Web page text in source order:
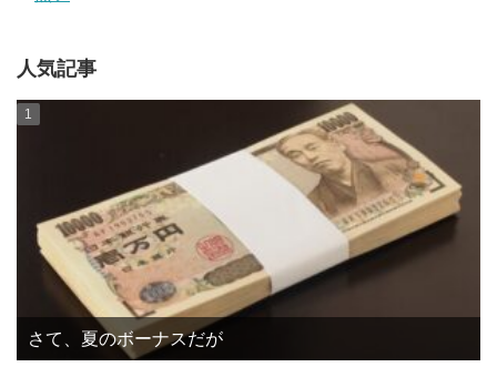
人気記事
さて、夏のボーナスだが